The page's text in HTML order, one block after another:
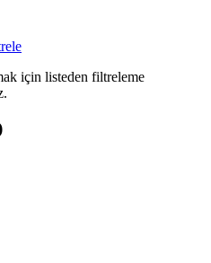
için listeden filtreleme